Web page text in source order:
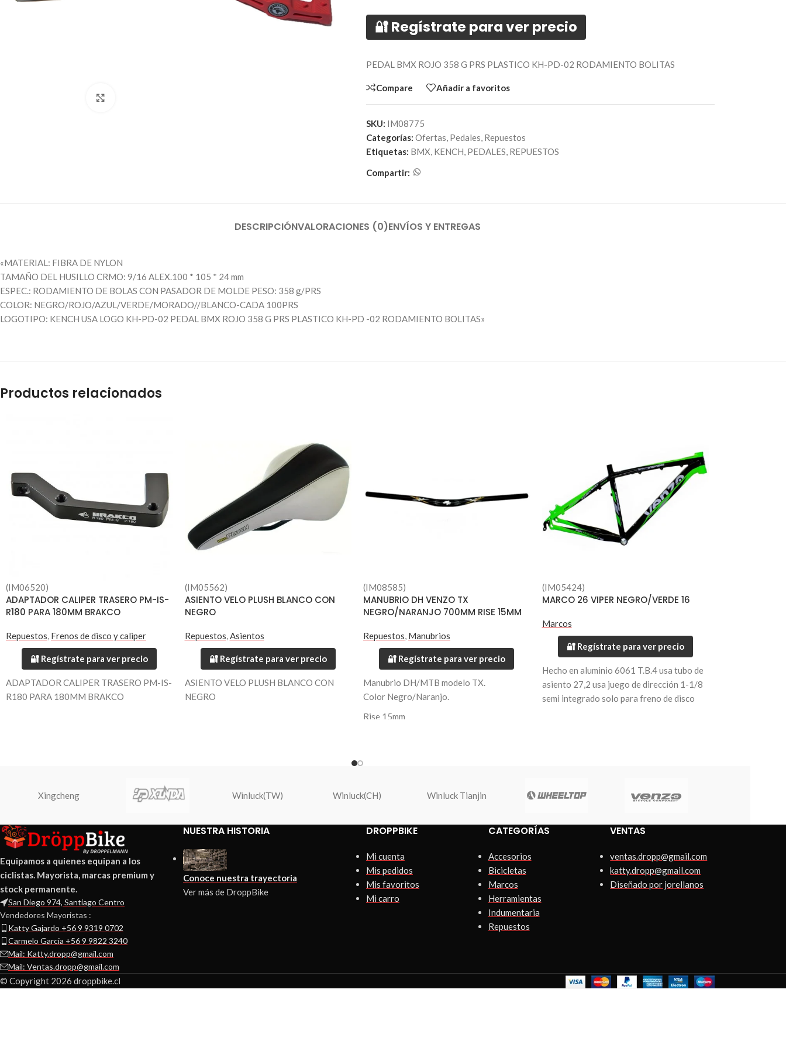
🔐 Regístrate para ver precio
PEDAL BMX ROJO 358 G PRS PLASTICO KH-PD-02 RODAMIENTO BOLITAS
Compare Añadir a favoritos
SKU: IM08775
Categorías: Ofertas, Pedales, Repuestos
Etiquetas: BMX, KENCH, PEDALES, REPUESTOS
Compartir:
DESCRIPCIÓNVALORACIONES (0)ENVÍOS Y ENTREGAS
«MATERIAL: FIBRA DE NYLON
TAMAÑO DEL HUSILLO CRMO: 9/16 ALEX.100 * 105 * 24 mm
ESPEC.: RODAMIENTO DE BOLAS CON PASADOR DE MOLDE PESO: 358 g/PRS
COLOR: NEGRO/ROJO/AZUL/VERDE/MORADO//BLANCO-CADA 100PRS
LOGOTIPO: KENCH USA LOGO KH-PD-02 PEDAL BMX ROJO 358 G PRS PLASTICO KH-PD -02 RODAMIENTO BOLITAS»
Productos relacionados
(IM06520)
ADAPTADOR CALIPER TRASERO PM-IS-
R180 PARA 180MM BRAKCO
Repuestos Frenos de disco y caliper
🔐 Regístrate para ver precio
ADAPTADOR CALIPER TRASERO PM-IS-
R180 PARA 180MM BRAKCO
(IM05562)
ASIENTO VELO PLUSH BLANCO CON
NEGRO
Repuestos Asientos
🔐 Regístrate para ver precio
ASIENTO VELO PLUSH BLANCO CON
NEGRO
(IM08585)
MANUBRIO DH VENZO TX
NEGRO/NARANJO 700MM RISE 15MM
Repuestos Manubrios
🔐 Regístrate para ver precio
Manubrio DH/MTB modelo TX.
Color Negro/Naranjo.
Rise 15mm
(IM05424)
MARCO 26 VIPER NEGRO/VERDE 16
Marcos
🔐 Regístrate para ver precio
Hecho en aluminio 6061 T.B.4 usa tubo de
asiento 27,2 usa juego de dirección 1-1/8
semi integrado solo para freno de disco
Xingcheng Winluck(TW) Winluck(CH) Winluck Tianjin
Equipamos a quienes equipan a los
ciclistas. Mayorista, marcas premium y
stock permanente.
San Diego 974, Santiago Centro
Vendedores Mayoristas :
Katty Gajardo +56 9 9319 0702
Carmelo Garcia +56 9 9822 3240
Mail: Katty.dropp@gmail.com
Mail: Ventas.dropp@gmail.com
NUESTRA HISTORIA
Conoce nuestra trayectoria
Ver más de DroppBike
DROPPBIKE
Mi cuenta
Mis pedidos
Mis favoritos
Mi carro
CATEGORÍAS
Accesorios
Bicicletas
Marcos
Herramientas
Indumentaria
Repuestos
VENTAS
ventas.dropp@gmail.com
katty.dropp@gmail.com
Diseñado por jorellanos
© Copyright 2026 droppbike.cl